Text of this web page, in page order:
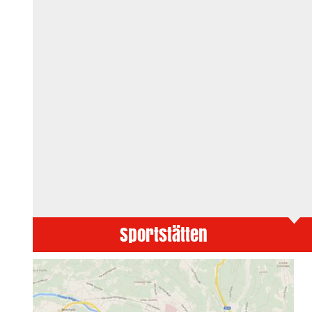
Sportstätten